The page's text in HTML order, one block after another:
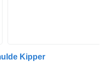
Kipper